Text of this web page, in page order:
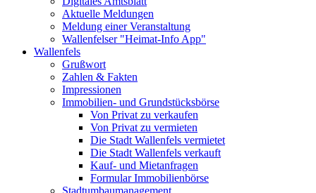
Aktuelle Meldungen
Meldung einer Veranstaltung
Wallenfelser "Heimat-Info App"
Wallenfels
Grußwort
Zahlen & Fakten
Impressionen
Immobilien- und Grundstücksbörse
Von Privat zu verkaufen
Von Privat zu vermieten
Die Stadt Wallenfels vermietet
Die Stadt Wallenfels verkauft
Kauf- und Mietanfragen
Formular Immobilienbörse
Stadtumbaumanagement